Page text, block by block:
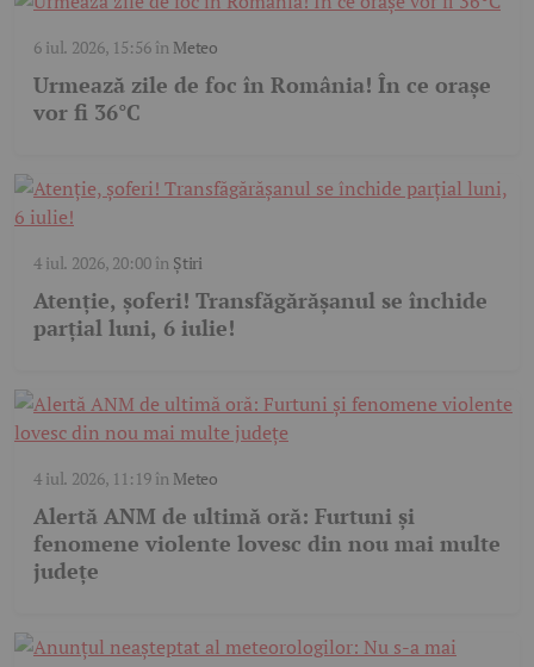
6 iul. 2026, 15:56în Meteo
Urmează zile de foc în România! În ce orașe
vor fi 36°C
4 iul. 2026, 20:00în Știri
Atenție, șoferi! Transfăgărășanul se închide
parțial luni, 6 iulie!
4 iul. 2026, 11:19în Meteo
Alertă ANM de ultimă oră: Furtuni și
fenomene violente lovesc din nou mai multe
județe